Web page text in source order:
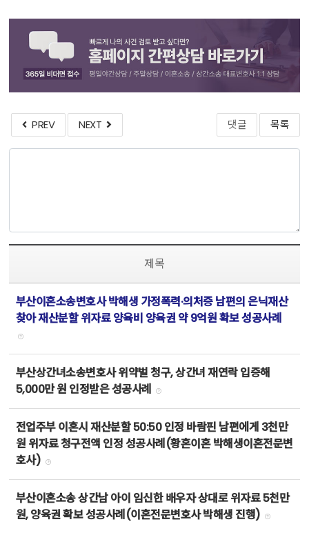
PREV NEXT 댓글 목록
제목
부산이혼소송변호사 박해생 가정폭력·의처증 남편의 은닉재산
찾아 재산분할 위자료 양육비 양육권 약 9억원 확보 성공사례
부산상간녀소송변호사 위약벌 청구, 상간녀 재연락 입증해
5,000만 원 인정받은 성공사례
전업주부 이혼시 재산분할 50:50 인정 바람핀 남편에게 3천만
원 위자료 청구전액 인정 성공사례(황혼이혼 박해생이혼전문변
호사)
부산이혼소송 상간남 아이 임신한 배우자 상대로 위자료 5천만
원, 양육권 확보 성공사례(이혼전문변호사 박해생 진행)